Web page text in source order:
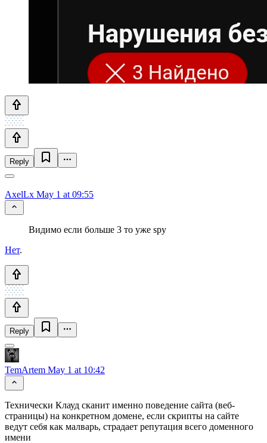
Reply
AxelLx May 1 at 09:55
Видимо если больше 3 то уже spy
Нет.
Reply
TemArtem May 1 at 10:42
Технически Клауд сканит именно поведение сайта (веб-
страницы) на конкретном домене, если скрипты на сайте
ведут себя как малварь, страдает репутация всего доменного
имени